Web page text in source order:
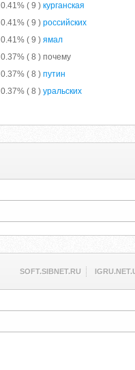
0.41% ( 9 ) курганская
0.41% ( 9 ) российских
0.41% ( 9 ) ямал
0.37% ( 8 ) почему
0.37% ( 8 ) путин
0.37% ( 8 ) уральских
SOFT.SIBNET.RU